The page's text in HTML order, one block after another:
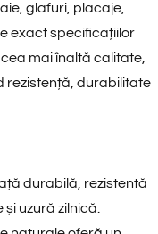
glafuri, placaje,
exact specificațiilor
mai înaltă calitate,
rezistență, durabilitate
durabilă, rezistentă
uzură zilnică.